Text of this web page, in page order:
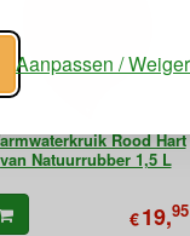
Aanpassen /
Rood Hart
van Natuurrubber 1,5 L
€19,95